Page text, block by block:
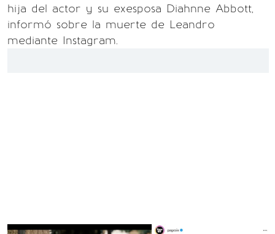
hija del actor y su exesposa Diahnne Abbott,
informó sobre la muerte de Leandro
mediante Instagram.